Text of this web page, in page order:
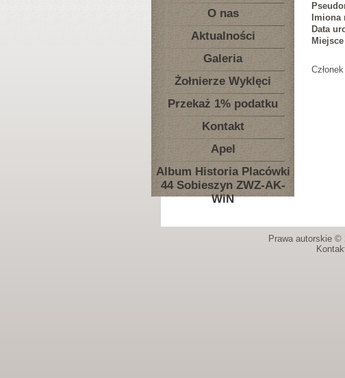
O nas
Aktualności
Galeria
Żołnierze Wyklęci
Przekaż 1% podatku
Kontakt
Apel
Album Historia Placówki
44 Sobieszyn ZWZ-AK-
WiN
Imiona
Data
Prawa autorskie ©